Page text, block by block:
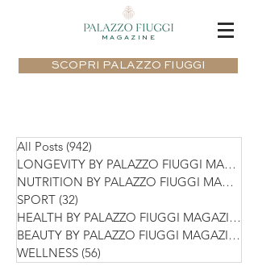
MAGAZINE
SCOPRI PALAZZO FIUGGI
All Posts (942)
LONGEVITY BY PALAZZO FIUGGI MAGAZIN
NUTRITION BY PALAZZO FIUGGI MAGAZIN
SPORT (32)
HEALTH BY PALAZZO FIUGGI MAGAZINE
BEAUTY BY PALAZZO FIUGGI MAGAZINE
WELLNESS (56)